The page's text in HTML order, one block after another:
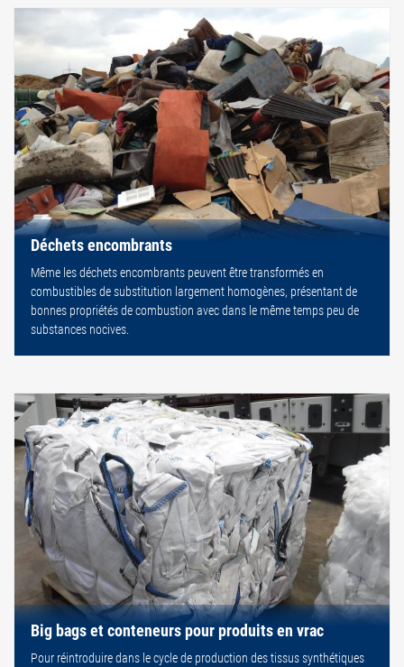
Déchets encombrants
Même les déchets encombrants peuvent être transformés en
combustibles de substitution largement homogènes, présentant de
bonnes propriétés de combustion avec dans le même temps peu de
substances nocives.
Big bags et conteneurs pour produits en vrac
Pour réintroduire dans le cycle de production des tissus synthétiques